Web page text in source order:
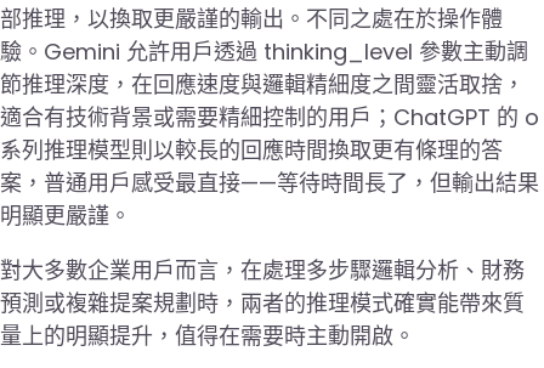
部推理，以換取更嚴謹的輸出。不同之處在於操作體
驗。Gemini 允許用戶透過 thinking_level 參數主動調
節推理深度，在回應速度與邏輯精細度之間靈活取捨，
適合有技術背景或需要精細控制的用戶；ChatGPT 的 o
系列推理模型則以較長的回應時間換取更有條理的答
案，普通用戶感受最直接——等待時間長了，但輸出結果
明顯更嚴謹。
對大多數企業用戶而言，在處理多步驟邏輯分析、財務
預測或複雜提案規劃時，兩者的推理模式確實能帶來質
量上的明顯提升，值得在需要時主動開啟。